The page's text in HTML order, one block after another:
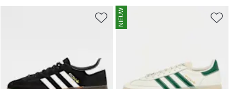
NIEUW